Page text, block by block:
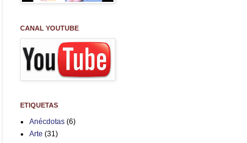
CANAL YOUTUBE
ETIQUETAS
Anécdotas (6)
Arte (31)